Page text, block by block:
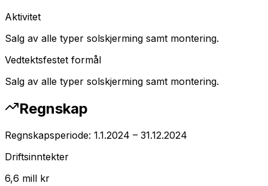
Aktivitet
Salg av alle typer solskjerming samt montering.
Vedtektsfestet formål
Salg av alle typer solskjerming samt montering.
Regnskap
Regnskapsperiode: 1.1.2024 – 31.12.2024
Driftsinntekter
6,6 mill kr